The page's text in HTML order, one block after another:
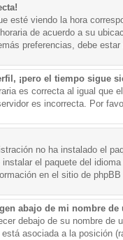
esté viendo la hora
de acuerdo a su
preferencias, debe
¡pero el tiempo sigue
es correcta al igual que
es incorrecta. Por
no ha instalado el
el paquete del
en el sitio de
abajo de mi nombre de
debajo de su nombre
asociada a la posición